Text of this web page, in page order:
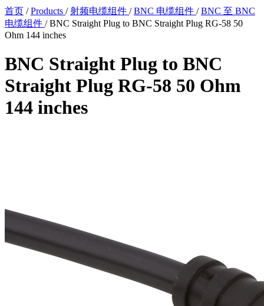
首页 / Products / 射频电缆组件 / BNC 电缆组件 / BNC 至 BNC
电缆组件 / BNC Straight Plug to BNC Straight Plug RG-58 50
Ohm 144 inches
BNC Straight Plug to BNC
Straight Plug RG-58 50 Ohm
144 inches